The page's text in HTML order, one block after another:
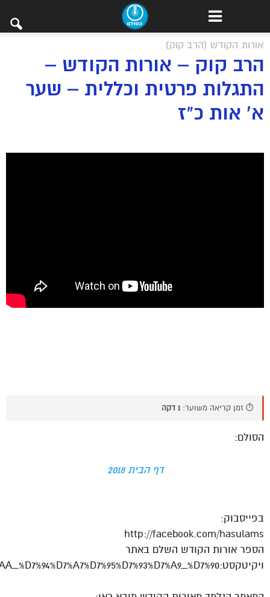
אורות הקודש (הרב קוק)
הרב קוק – אורות הקודש –
התגלות פרטית וכללית – שער
א’ אות כ”ז
⏱️ זמן קריאה משוער: 1 דקה
הסולם:
דף הבית 2018
בפייסבוק:
http://facebook.com/hasulams
הספר אורות הקודש השלם באתר
ויקיטקסט:http://he.wikisource.org/wiki/%D7%90%D7%95%D7%A8%D7%95%D7%AA_%D7%94%D7%A7%D7%95%D7%93%D7%A9_%D7%90